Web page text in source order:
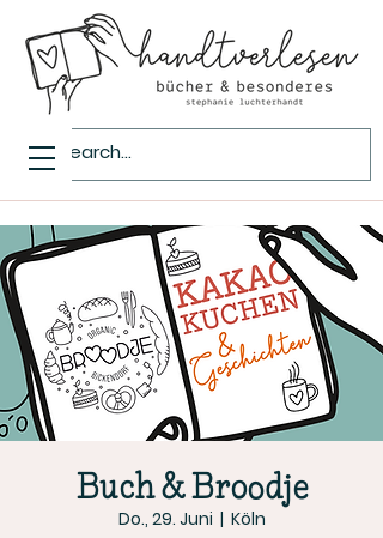
Buch & Broodje
Do., 29. Juni
  |
Köln